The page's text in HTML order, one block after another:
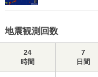
地震観測回数
24
時間
7
日間